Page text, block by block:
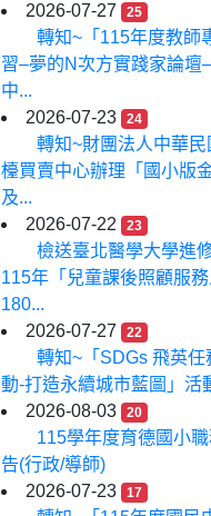
2026-07-27
25
轉知~「115年度教師
習–夢的N次方實踐家論壇
中...
2026-07-23
24
轉知~財團法人中華
檯買賣中心辦理「國小版
及...
2026-07-22
23
檢送臺北醫學大學進
115年「兒童課後照顧服
180...
2026-07-27
22
轉知~「SDGs 飛英任
動-打造永續城市藍圖」活
2026-08-03
20
115學年度育德國小
告(行政/導師)
2026-07-23
17